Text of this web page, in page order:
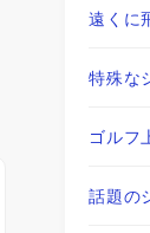
遠くに
特殊な
ゴルフ
話題の